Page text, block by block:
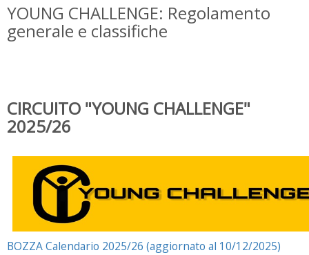
YOUNG CHALLENGE: Regolamento
generale e classifiche
CIRCUITO "YOUNG CHALLENGE"
2025/26
BOZZA Calendario 2025/26 (aggiornato al 10/12/2025)